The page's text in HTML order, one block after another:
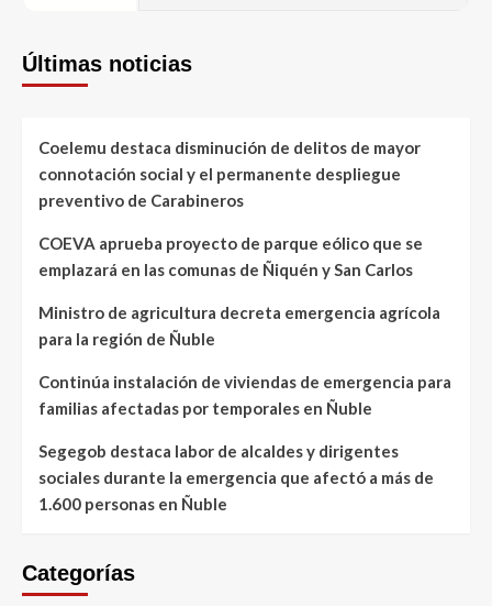
Últimas noticias
Coelemu destaca disminución de delitos de mayor
connotación social y el permanente despliegue
preventivo de Carabineros
COEVA aprueba proyecto de parque eólico que se
emplazará en las comunas de Ñiquén y San Carlos
Ministro de agricultura decreta emergencia agrícola
para la región de Ñuble
Continúa instalación de viviendas de emergencia para
familias afectadas por temporales en Ñuble
Segegob destaca labor de alcaldes y dirigentes
sociales durante la emergencia que afectó a más de
1.600 personas en Ñuble
Categorías